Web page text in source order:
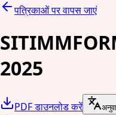
पत्रिकाओं पर वापस जाएं
2025
PDF डाउनलोड करें